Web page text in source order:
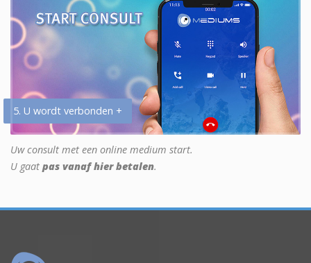
5. U wordt verbonden +
Uw consult met een online medium start.
U gaat pas vanaf hier betalen.